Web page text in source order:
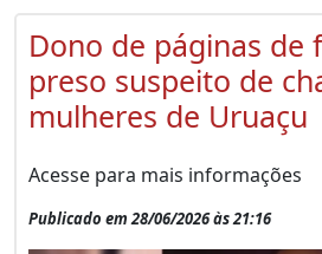
Dono de páginas de
preso suspeito de
mulheres de Uruaçu
Acesse para mais informações
Publicado em 28/06/2026 às 21:16